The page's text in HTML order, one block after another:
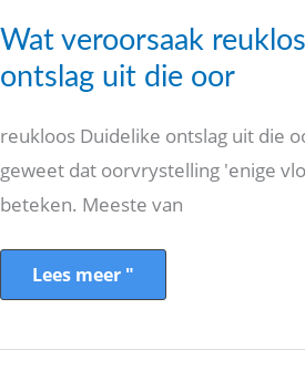
Wat veroorsaak
ontslag uit die oor
reukloos Duidelike ontslag uit die
geweet dat oorvrystelling 'enige
beteken. Meeste van
Wat
veroorsaak
reuklose
duidelike
die
Lees meer "